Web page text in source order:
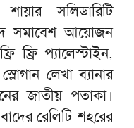
সলিডারিটি
সমাবেশ আয়োজন
ফ্রি প্যালেস্টাইন,
লেখা ব্যানার
জাতীয় পতাকা।
রেলিটি শহরের